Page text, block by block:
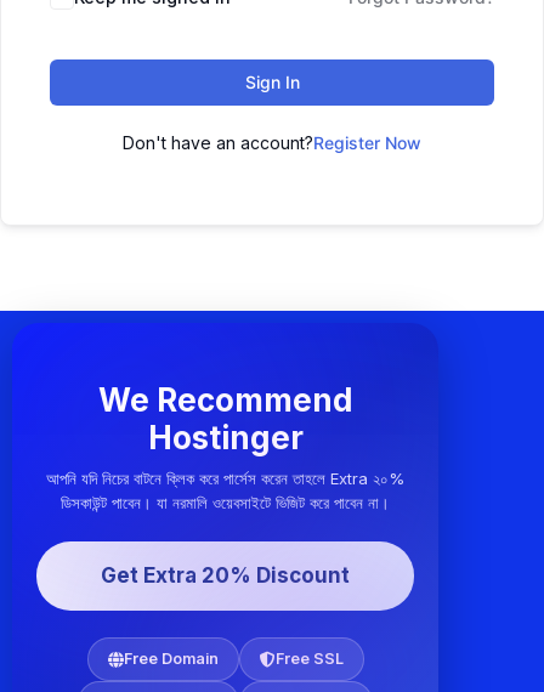
Sign In
Don't have an account?Register Now
We Recommend
Hostinger
আপনি যদি নিচের বাটনে ক্লিক করে পার্সেস করেন তাহলে Extra ২০%
ডিসকাউন্ট পাবেন। যা নরমালি ওয়েবসাইটে ভিজিট করে পাবেন না।
Get Extra 20% Discount
Free Domain Free SSL